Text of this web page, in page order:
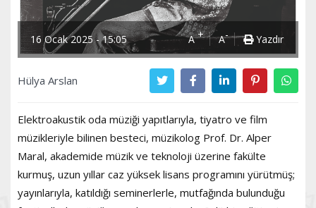
16 Ocak 2025 - 15:05 A+ A- Yazdır
Hülya Arslan
Elektroakustik oda müziği yapıtlarıyla, tiyatro ve film
müzikleriyle bilinen besteci, müzikolog Prof. Dr. Alper
Maral, akademide müzik ve teknoloji üzerine fakülte
kurmuş, uzun yıllar caz yüksek lisans programını yürütmüş;
yayınlarıyla, katıldığı seminerlerle, mutfağında bulunduğu